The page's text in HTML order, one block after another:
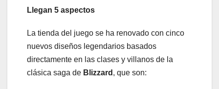
Llegan 5 aspectos
La tienda del juego se ha renovado con cinco
nuevos diseños legendarios basados
directamente en las clases y villanos de la
clásica saga de Blizzard , que son: